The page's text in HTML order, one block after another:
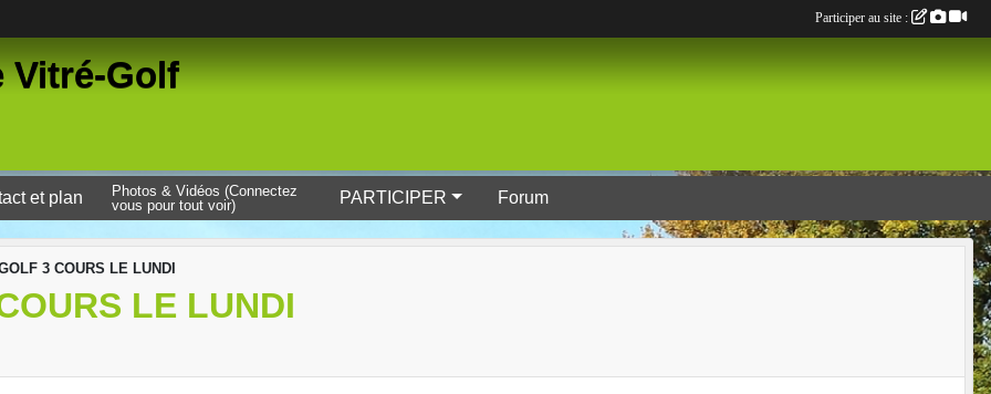
Vitré-Golf
et plan
Photos & Vidéos (Connectez
vous pour tout voir)
PARTICIPER Forum
3 COURS LE LUNDI
LE LUNDI
Participer au site :